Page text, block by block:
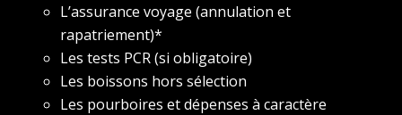
L’assurance voyage (annulation et
rapatriement)*
Les tests PCR (si obligatoire)
Les boissons hors sélection
Les pourboires et dépenses à caractère